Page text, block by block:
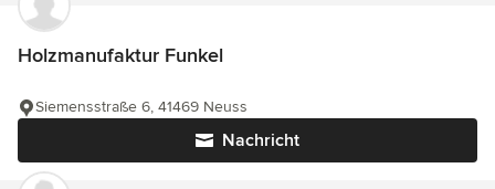
Holzmanufaktur Funkel
Nachricht
Siemensstraße 6, 41469 Neuss